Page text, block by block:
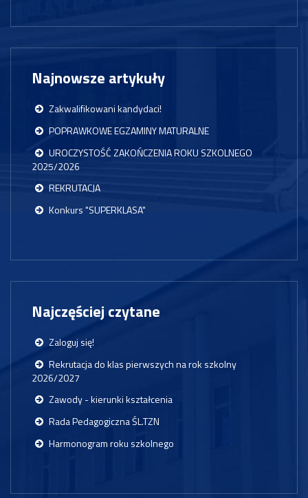
Najnowsze artykuły
Zakwalifikowani kandydaci!
POPRAWKOWE EGZAMINY MATURALNE
UROCZYSTOŚĆ ZAKOŃCZENIA ROKU SZKOLNEGO
2025/2026
REKRUTACJA
Konkurs "SUPERKLASA"
Najczęściej czytane
Zaloguj się!
Rekrutacja do klas pierwszych na rok szkolny
2026/2027
Zawody - kierunki kształcenia
Rada Pedagogiczna ŚL.TZN
Harmonogram roku szkolnego